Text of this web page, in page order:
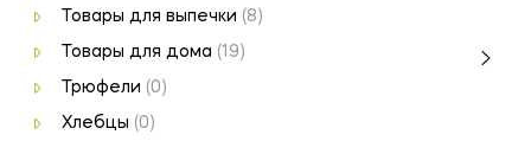
Товары для выпечки (8)
Товары для дома (19)
Трюфели (0)
Хлебцы (0)